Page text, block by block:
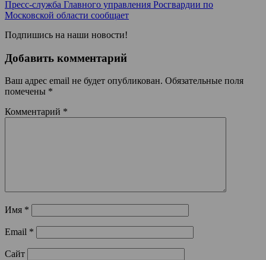
Пресс-служба Главного управления Росгвардии по
Московской области сообщает
Подпишись на наши новости!
Добавить комментарий
Ваш адрес email не будет опубликован. Обязательные поля
помечены *
Комментарий *
Имя *
Email *
Сайт